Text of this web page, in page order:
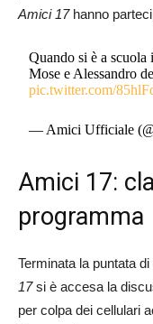
Amici 17hanno
Quando si è a
Mose e Alessandro
pic.twitter.com/
— Amici Ufficiale
Amici 17:
programma
Terminata la puntata
17si è accesa la
per colpa dei cellulari